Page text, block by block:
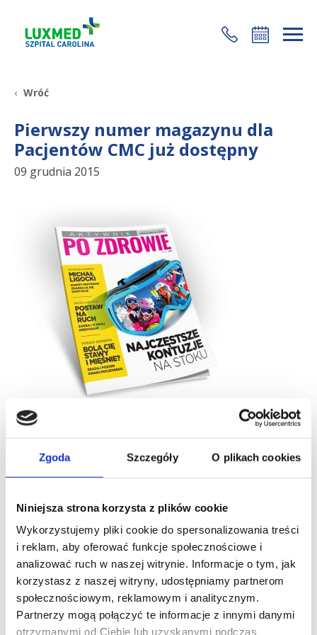
Zgoda Szczegóły O plikach cookies
Niniejsza strona korzysta z plików cookie
Wykorzystujemy pliki cookie do spersonalizowania treści
i reklam, aby oferować funkcje społecznościowe i
analizować ruch w naszej witrynie. Informacje o tym, jak
korzystasz z naszej witryny, udostępniamy partnerom
społecznościowym, reklamowym i analitycznym.
Partnerzy mogą połączyć te informacje z innymi danymi
otrzymanymi od Ciebie lub uzyskanymi podczas
+48 22 35 58 200
Wróć
Pierwszy numer magazynu dla
Pacjentów CMC już dostępny
09 grudnia 2015
W naszej klinice pojawił się pierwszy numer magazynu
AKTYWNIE PO ZDROWIE. Magazyn powstał
w odpowiedzi na Państwa prośby o porady
ortopedycznych. Pragniemy też przybliżyć Państwu
Chcemy podzielić się wiedzą i doświadczeniem, abyście
mogli lepiej zadbać o zdrowie i bezpieczeństwo
Wasze i Waszych bliskich.
Pierwsze wydanie poświęcone jest głównie sportom
zimowym i zawiera praktyczne wskazówki dotyczące
tego, jak przygotować się do zimowego wyjazdu, by w